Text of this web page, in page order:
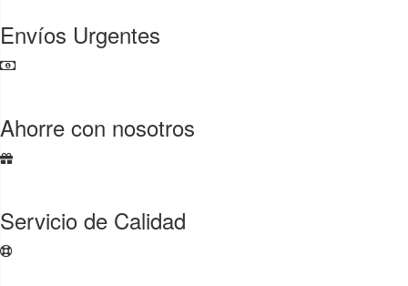
Envíos Urgentes
Ahorre con nosotros
Servicio de Calidad